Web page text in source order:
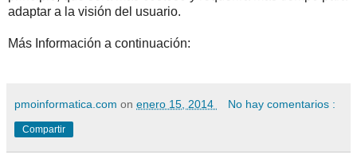
adaptar a la visión del usuario.
Más Información a continuación:
pmoinformatica.com on enero 15, 2014 No hay comentarios :
Compartir